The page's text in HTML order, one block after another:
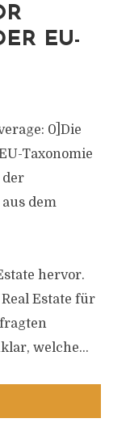
I
EU-T
0]Die
Taxonomie
dem
hervor.
Estate für
welche...